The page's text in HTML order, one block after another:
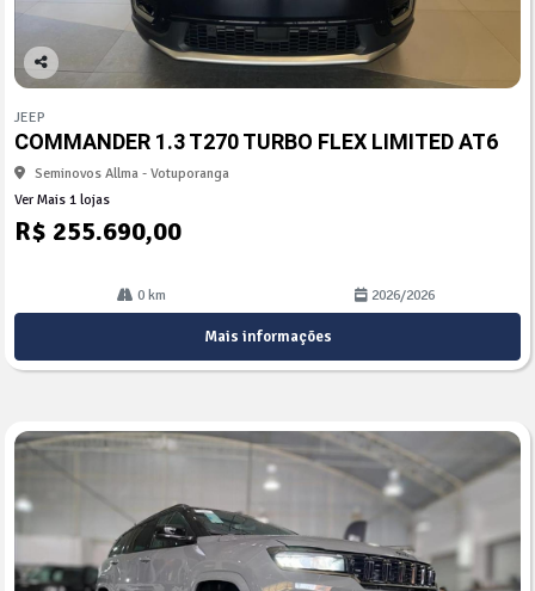
Co
arti
lhe
JEEP
COMMANDER 1.3 T270 TURBO FLEX LIMITED AT6
Seminovos Allma - Votuporanga
Ver Mais 1 lojas
R$ 255.690,00
0 km 2026/2026
Mais informações